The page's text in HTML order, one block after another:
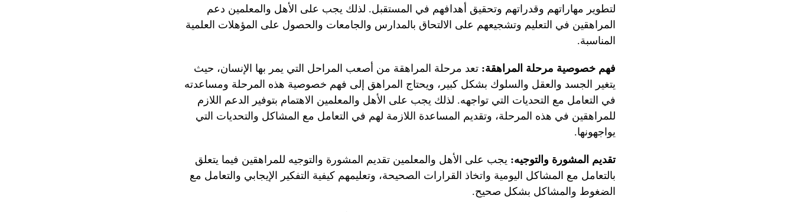
لتطوير مهاراتهم وقدراتهم وتحقيق أهدافهم في المستقبل. لذلك يجب على الأهل والمعلمين دعم
المراهقين في التعليم وتشجيعهم على الالتحاق بالمدارس والجامعات والحصول على المؤهلات العلمية
المناسبة.
فهم خصوصية مرحلة المراهقة: تعد مرحلة المراهقة من أصعب المراحل التي يمر بها الإنسان، حيث
يتغير الجسد والعقل والسلوك بشكل كبير، ويحتاج المراهق إلى فهم خصوصية هذه المرحلة ومساعدته
في التعامل مع التحديات التي تواجهه. لذلك يجب على الأهل والمعلمين الاهتمام بتوفير الدعم اللازم
للمراهقين في هذه المرحلة، وتقديم المساعدة اللازمة لهم في التعامل مع المشاكل والتحديات التي
يواجهونها.
تقديم المشورة والتوجيه: يجب على الأهل والمعلمين تقديم المشورة والتوجيه للمراهقين فيما يتعلق
بالتعامل مع المشاكل اليومية واتخاذ القرارات الصحيحة، وتعليمهم كيفية التفكير الإيجابي والتعامل مع
الضغوط والمشاكل بشكل صحيح.